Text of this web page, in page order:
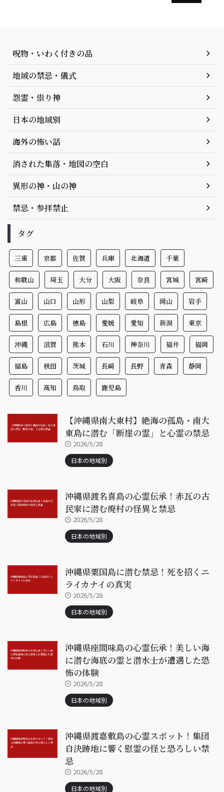
呪物・いわく付きの品
地域の禁忌・儀式
怨霊・祟り神
日本の地域別
海外の怖い話
消された集落・地図の空白
異形の神・山の神
禁忌・参拝禁止
タグ
三重 京都 佐賀 兵庫 北海道 千葉
和歌山 埼玉 大分 大阪 奈良 宮城 宮崎
富山 山口 山形 山梨 岐阜 岡山 岩手
島根 広島 徳島 愛媛 愛知 新潟 東京
沖縄 滋賀 熊本 石川 神奈川 福井 福岡
福島 秋田 茨城 長崎 長野 青森 静岡
香川 高知 鳥取 鹿児島
【沖縄県南大東村】絶海の孤島・南大
東島に潜む「断崖の霊」と心霊の禁忌
2026/5/28
日本の地域別
沖縄県渡名喜島の心霊伝承！赤瓦の古
民家に潜む廃村の怪異と禁忌
2026/5/28
日本の地域別
沖縄県粟国島に潜む禁忌！死を招くニ
ライカナイの真実
2026/5/28
日本の地域別
沖縄県座間味島の心霊伝承！美しい海
に潜む海底の霊と潜水士が遭遇した恐
怖の体験
2026/5/28
日本の地域別
沖縄県渡嘉敷島の心霊スポット！集団
自決跡地に響く慰霊の怪と恐ろしい禁
忌
2026/5/28
日本の地域別